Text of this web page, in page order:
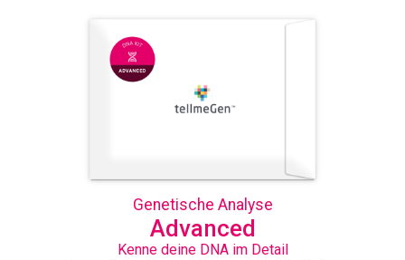
Genetische Analyse
Advanced
Kenne deine DNA im Detail